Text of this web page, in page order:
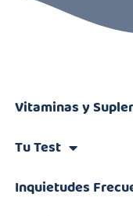
Vitaminas y
Tu Test
Inquietudes